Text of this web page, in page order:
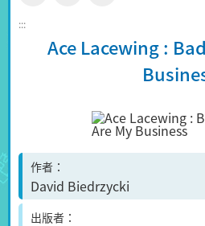
:::
Ace Lacewing :
作者
David Biedrzycki
出版者